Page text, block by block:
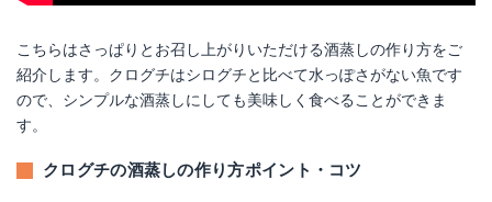
こちらはさっぱりとお召し上がりいただける酒蒸しの作り方をご
紹介します。クログチはシログチと比べて水っぽさがない魚です
ので、シンプルな酒蒸しにしても美味しく食べることができま
す。
クログチの酒蒸しの作り方ポイント・コツ